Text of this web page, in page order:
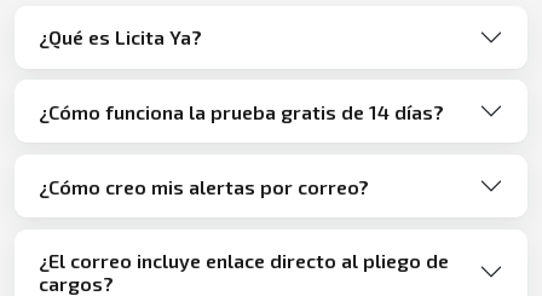
¿Qué es Licita Ya?
¿Cómo funciona la prueba gratis de 14 días?
¿Cómo creo mis alertas por correo?
¿El correo incluye enlace directo al pliego de
cargos?